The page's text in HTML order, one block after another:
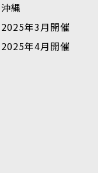
沖縄
2025年3月開催
2025年4月開催